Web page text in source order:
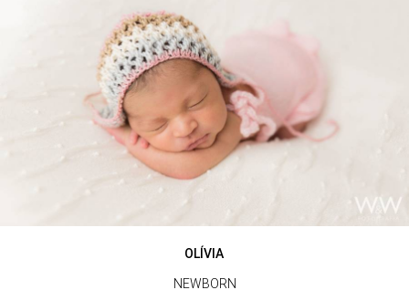
OLÍVIA
NEWBORN